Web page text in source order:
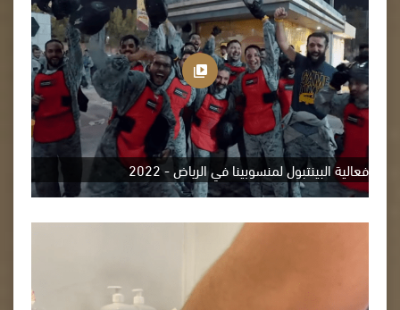
فعالية البينتبول لمنسوبينا في الرياض - 2022